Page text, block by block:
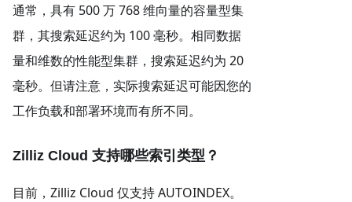
通常，具有 500 万 768 维向量的容量型集
群，其搜索延迟约为 100 毫秒。相同数据
量和维数的性能型集群，搜索延迟约为 20
毫秒。但请注意，实际搜索延迟可能因您的
工作负载和部署环境而有所不同。
Zilliz Cloud 支持哪些索引类型？
目前，Zilliz Cloud 仅支持 AUTOINDEX。